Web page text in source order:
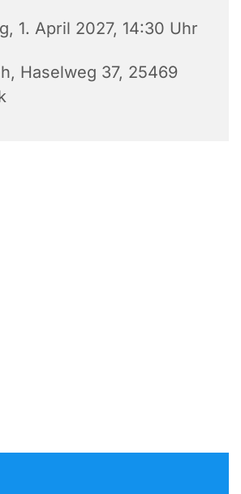
1. April 2027, 14:30 Uhr
Haselweg 37, 25469